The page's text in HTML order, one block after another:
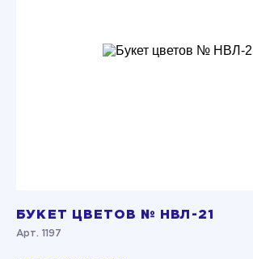
БУКЕТ ЦВЕТОВ № НВЛ-21
Арт. 1197